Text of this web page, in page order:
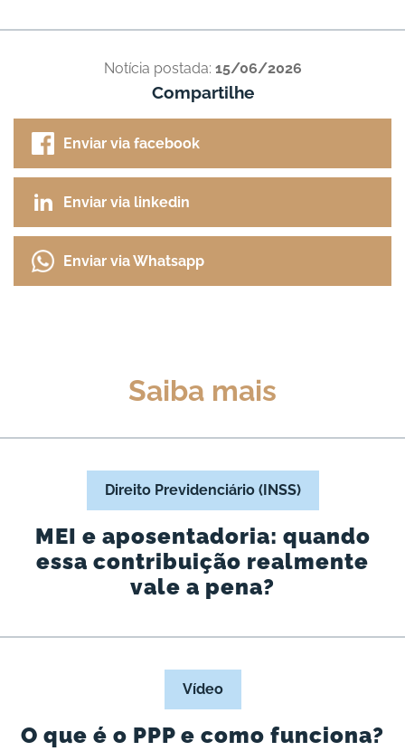
Notícia postada: 15/06/2026
Compartilhe
Enviar via facebook
Enviar via linkedin
Enviar via Whatsapp
Saiba mais
Direito Previdenciário (INSS)
MEI e aposentadoria: quando
essa contribuição realmente
vale a pena?
Vídeo
O que é o PPP e como funciona?